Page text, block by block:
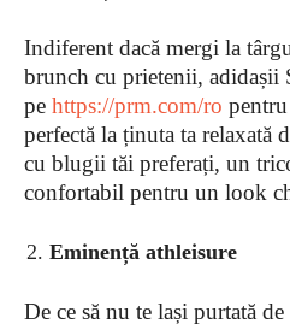
Indiferent dacă mergi la
brunch cu prietenii, adidașii
pe https://prm.com/ro
perfectă la ținuta ta relaxată
cu blugii tăi preferați, un
confortabil pentru un look
Eminență athleisure
De ce să nu te lași purtată